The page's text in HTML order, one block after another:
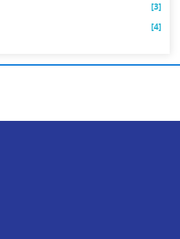
[3]
[4]